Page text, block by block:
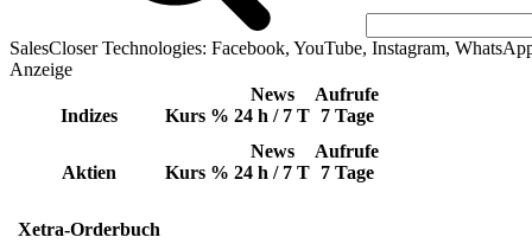
SalesCloser Technologies: Facebook, YouTube, Instagram,
Anzeige
Indizes Kurs %
News
24 h / 7 T
Aufrufe
7 Tage
Aktien Kurs %
News
24 h / 7 T
Aufrufe
7 Tage
Xetra-Orderbuch